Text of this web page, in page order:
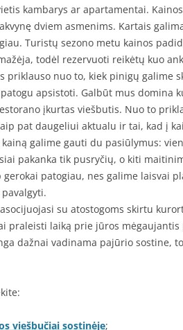
kambarys ar apartamentai.
dviem asmenims. Kartais
Turistų sezono metu kainos
todėl rezervuoti reikėtų kuo
priklauso nuo to, kiek pinigų galime
apsistoti. Galbūt mus domina
įkurtas viešbutis. Nuo to
pat daugeliui aktualu ir tai, kad į
galime gauti du pasiūlymus:
pakanka tik pusryčių, o kiti
gerokai patogiau, nes galime laisvai
su atostogoms skirtu
praleisti laiką prie jūros
dažnai vadinama pajūrio sostine,
viešbučiai sostinėje;